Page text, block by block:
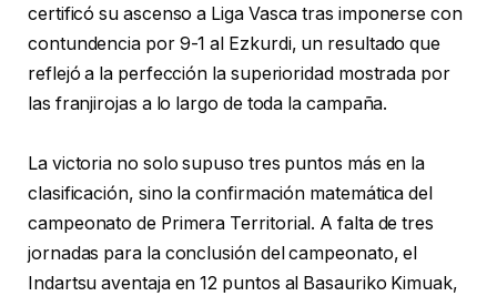
certificó su ascenso a Liga Vasca tras imponerse con
contundencia por 9-1 al Ezkurdi, un resultado que
reflejó a la perfección la superioridad mostrada por
las franjirojas a lo largo de toda la campaña.
La victoria no solo supuso tres puntos más en la
clasificación, sino la confirmación matemática del
campeonato de Primera Territorial. A falta de tres
jornadas para la conclusión del campeonato, el
Indartsu aventaja en 12 puntos al Basauriko Kimuak,